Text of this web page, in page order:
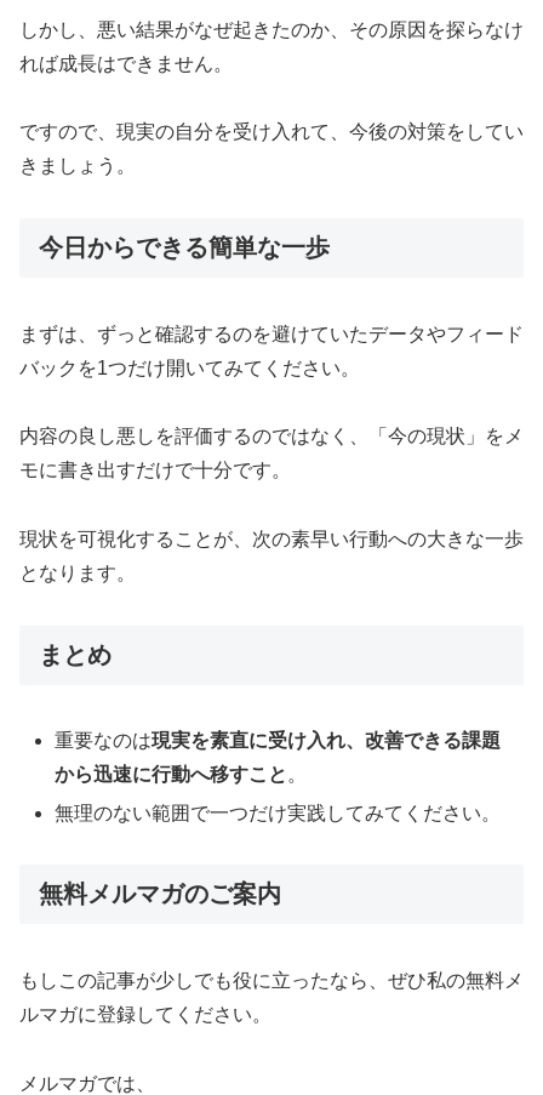
しかし、悪い結果がなぜ起きたのか、その原因を探らなけ
れば成長はできません。
ですので、現実の自分を受け入れて、今後の対策をしてい
きましょう。
今日からできる簡単な一歩
まずは、ずっと確認するのを避けていたデータやフィード
バックを1つだけ開いてみてください。
内容の良し悪しを評価するのではなく、「今の現状」をメ
モに書き出すだけで十分です。
現状を可視化することが、次の素早い行動への大きな一歩
となります。
まとめ
重要なのは現実を素直に受け入れ、改善できる課題
から迅速に行動へ移すこと。
無理のない範囲で一つだけ実践してみてください。
無料メルマガのご案内
もしこの記事が少しでも役に立ったなら、ぜひ私の無料メ
ルマガに登録してください。
メルマガでは、